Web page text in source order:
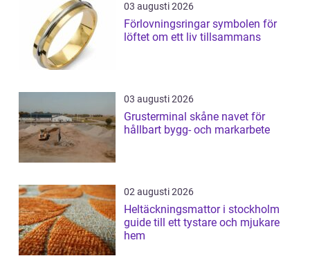
03 augusti 2026
Förlovningsringar symbolen för
löftet om ett liv tillsammans
03 augusti 2026
Grusterminal skåne navet för
hållbart bygg- och markarbete
02 augusti 2026
Heltäckningsmattor i stockholm
guide till ett tystare och mjukare
hem